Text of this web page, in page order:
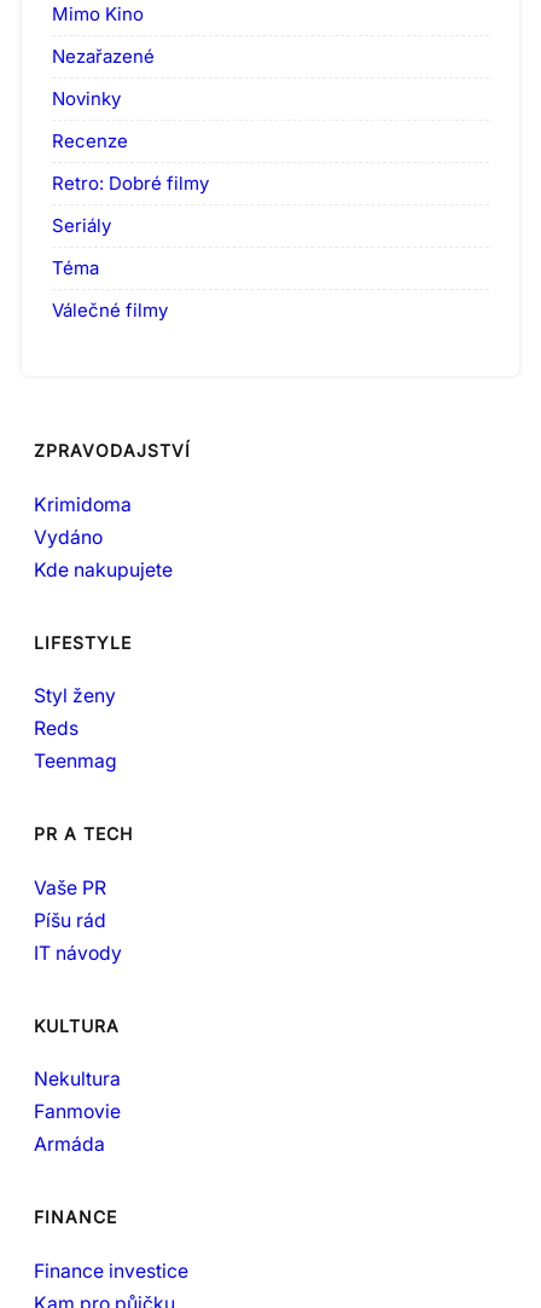
Mimo Kino
Nezařazené
Novinky
Recenze
Retro: Dobré filmy
Seriály
Téma
Válečné filmy
ZPRAVODAJSTVÍ
Krimidoma
Vydáno
Kde nakupujete
LIFESTYLE
Styl ženy
Reds
Teenmag
PR A TECH
Vaše PR
Píšu rád
IT návody
KULTURA
Nekultura
Fanmovie
Armáda
FINANCE
Finance investice